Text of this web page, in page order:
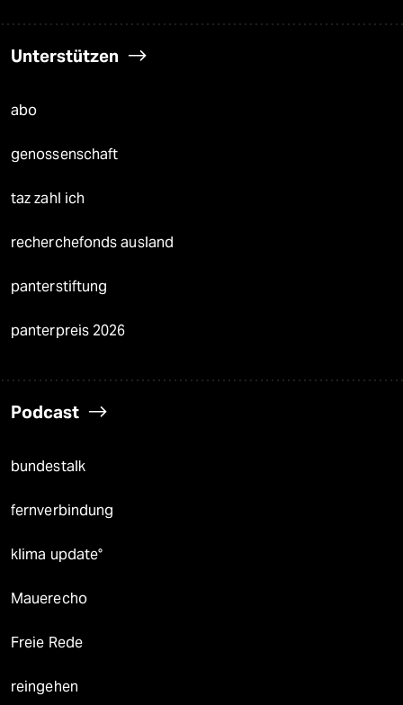
Unterstützen
abo
genossenschaft
taz zahl ich
recherchefonds ausland
panterstiftung
panterpreis 2026
Podcast
bundestalk
fernverbindung
klima update°
Mauerecho
Freie Rede
reingehen